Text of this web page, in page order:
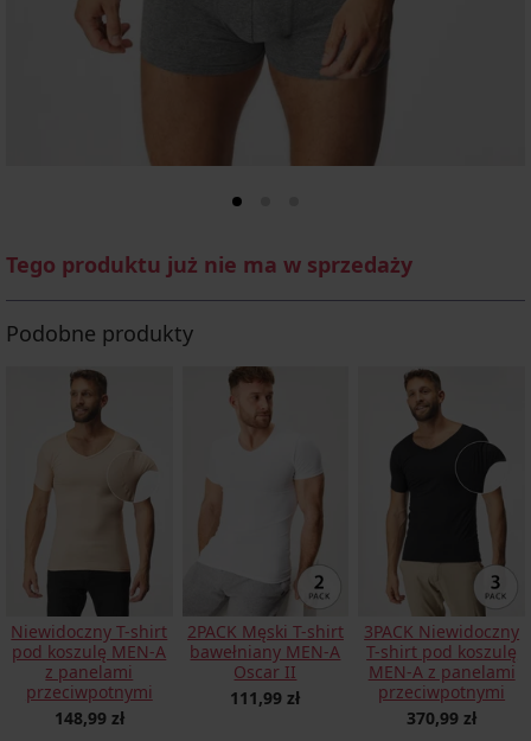
Tego produktu już nie ma w sprzedaży
Podobne produkty
Niewidoczny T-shirt
pod koszulę MEN-A
z panelami
przeciwpotnymi
148,99 zł
2PACK Męski T-shirt
bawełniany MEN-A
Oscar II
111,99 zł
3PACK Niewidoczny
T-shirt pod koszulę
MEN-A z panelami
przeciwpotnymi
370,99 zł